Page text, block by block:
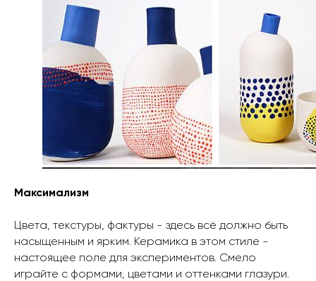
Максимализм
Цвета, текстуры, фактуры - здесь всё должно быть
насыщенным и ярким. Керамика в этом стиле -
настоящее поле для экспериментов. Смело
играйте с формами, цветами и оттенками глазури.